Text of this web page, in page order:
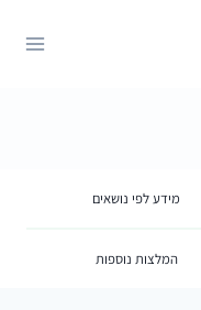
מידע לפי נושאים
המלצות נוספות